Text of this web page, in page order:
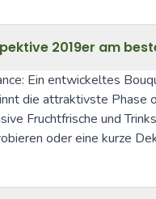
2019er am
Ein entwickeltes
die attraktivste Phase
Fruchtfrische und
oder eine kurze